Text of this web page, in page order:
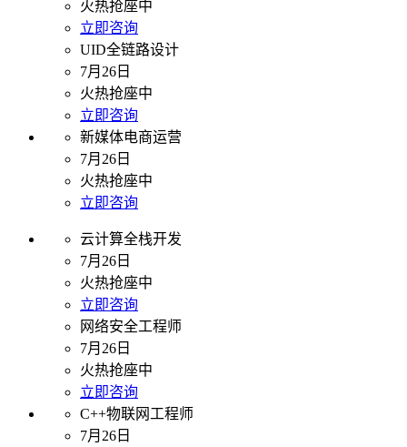
火热抢座中
立即咨询
UID全链路设计
7月26日
火热抢座中
立即咨询
新媒体电商运营
7月26日
火热抢座中
立即咨询
云计算全栈开发
7月26日
火热抢座中
立即咨询
网络安全工程师
7月26日
火热抢座中
立即咨询
C++物联网工程师
7月26日